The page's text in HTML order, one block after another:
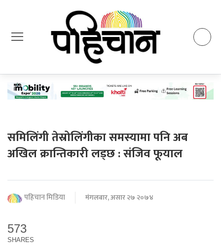
समिलिंगी तेस्रोलिंगीका समस्यामा पनि अब
अखिल क्रान्तिकारी लड्छ : संजिव फूयाल
पहिचान मिडिया मंगलबार, असार २७ २०७४
573
SHARES